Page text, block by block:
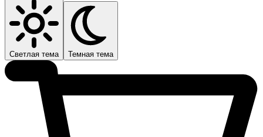
Светлая тема Темная тема